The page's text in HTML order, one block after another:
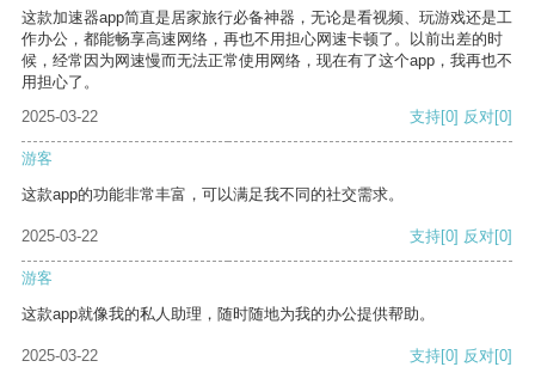
这款加速器app简直是居家旅行必备神器，无论是看视频、玩游戏还是工
作办公，都能畅享高速网络，再也不用担心网速卡顿了。以前出差的时
候，经常因为网速慢而无法正常使用网络，现在有了这个app，我再也不
用担心了。
2025-03-22
支持[0] 反对[0]
游客
这款app的功能非常丰富，可以满足我不同的社交需求。
2025-03-22 支持[0] 反对[0]
游客
这款app就像我的私人助理，随时随地为我的办公提供帮助。
2025-03-22 支持[0] 反对[0]